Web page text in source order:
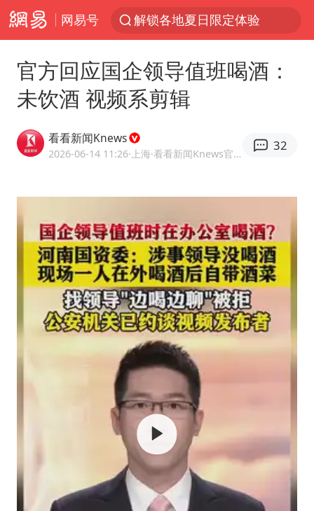
网易号
解锁各地夏日限定体验
中国父女泰国骑摩托车坠崖1死1伤
郑丽文：台湾从来没有“独立”过
万岁山接盘烂尾恒大文旅城
多个明星演唱会取消
Kimi K3也失控了
习近平心系体育强国建设
官方回应国企领导值班喝酒：
未饮酒 视频系剪辑
看看新闻Knews
2026-06-14 11:26·上海 ·看看新闻Knews官方网易号
32